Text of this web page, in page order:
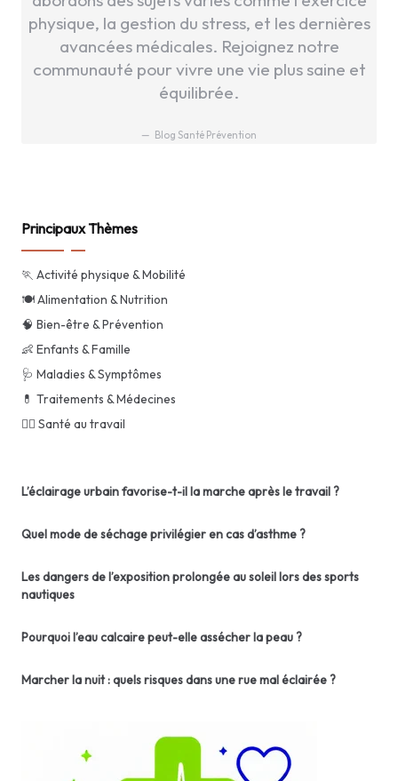
physique, la gestion du stress, et les dernières
avancées médicales. Rejoignez notre
communauté pour vivre une vie plus saine et
équilibrée.
Blog Santé Prévention
Principaux Thèmes
🏃 Activité physique & Mobilité
🍽️ Alimentation & Nutrition
🧠 Bien-être & Prévention
👶 Enfants & Famille
🩺 Maladies & Symptômes
💊 Traitements & Médecines
👨‍⚕️ Santé au travail
L’éclairage urbain favorise-t-il la marche après le travail ?
Quel mode de séchage privilégier en cas d’asthme ?
Les dangers de l’exposition prolongée au soleil lors des sports
nautiques
Pourquoi l’eau calcaire peut-elle assécher la peau ?
Marcher la nuit : quels risques dans une rue mal éclairée ?